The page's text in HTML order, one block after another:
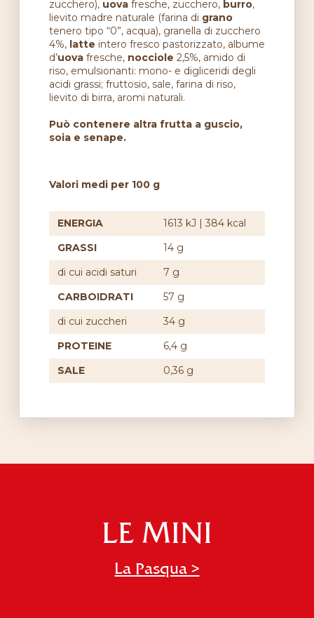
zucchero),uovafresche, zucchero, burro,
lievito madre naturale (farina di grano
tenero tipo “0”, acqua), granella di zucchero
4%,latte intero fresco pastorizzato, albume
d’uovafresche,nocciole 2,5%, amido di
riso, emulsionanti: mono- e digliceridi degli
acidi grassi; fruttosio, sale, farina di riso,
lievito di birra, aromi naturali.
Può contenere altra frutta a guscio,
soia e senape.
Valori medi per 100 g
ENERGIA
1613 kJ | 384 kcal
GRASSI
14 g
di cui acidi saturi
7 g
CARBOIDRATI
57 g
di cui zuccheri
34 g
PROTEINE
6,4 g
SALE
0,36 g
LE MINI
La Pasqua >